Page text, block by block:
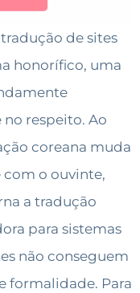
de sites
honorífico, uma
no respeito. Ao
coreana muda
com o ouvinte,
a tradução
para sistemas
não conseguem
formalidade. Para